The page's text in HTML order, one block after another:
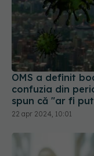
OMS a definit
confuzia din
spun că "ar fi
22 apr 2024, 10:01